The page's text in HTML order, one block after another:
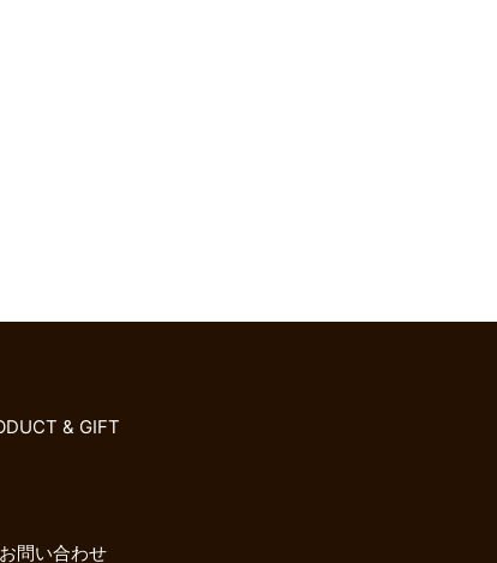
& GIFT
お問い合わせ